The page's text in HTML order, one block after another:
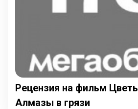
Рецензия на фильм
Алмазы в грязи